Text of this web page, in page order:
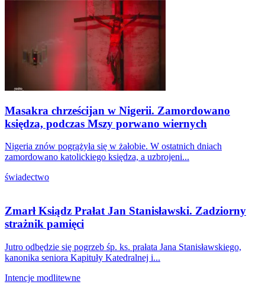
Masakra chrześcijan w Nigerii. Zamordowano
księdza, podczas Mszy porwano wiernych
Nigeria znów pogrążyła się w żałobie. W ostatnich dniach
zamordowano katolickiego księdza, a uzbrojeni...
świadectwo
Zmarł Ksiądz Prałat Jan Stanisławski. Zadziorny
strażnik pamięci
Jutro odbędzie się pogrzeb śp. ks. prałata Jana Stanisławskiego,
kanonika seniora Kapituły Katedralnej i...
Intencje modlitewne